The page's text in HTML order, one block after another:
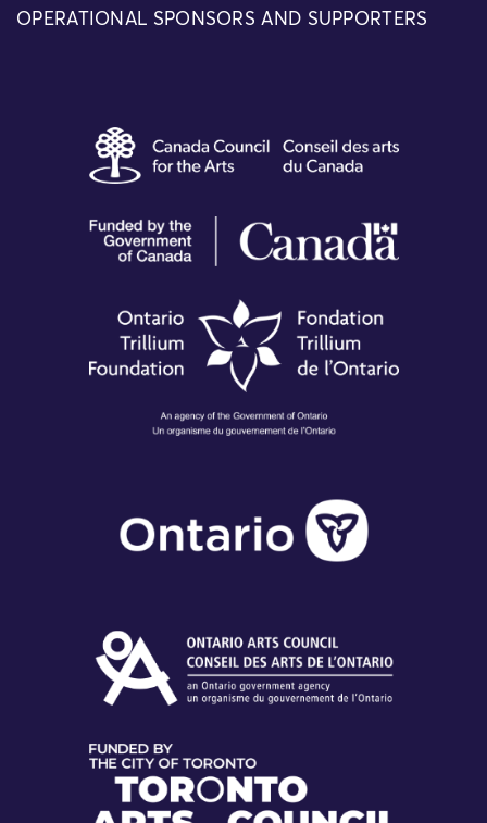
OPERATIONAL SPONSORS AND SUPPORTERS